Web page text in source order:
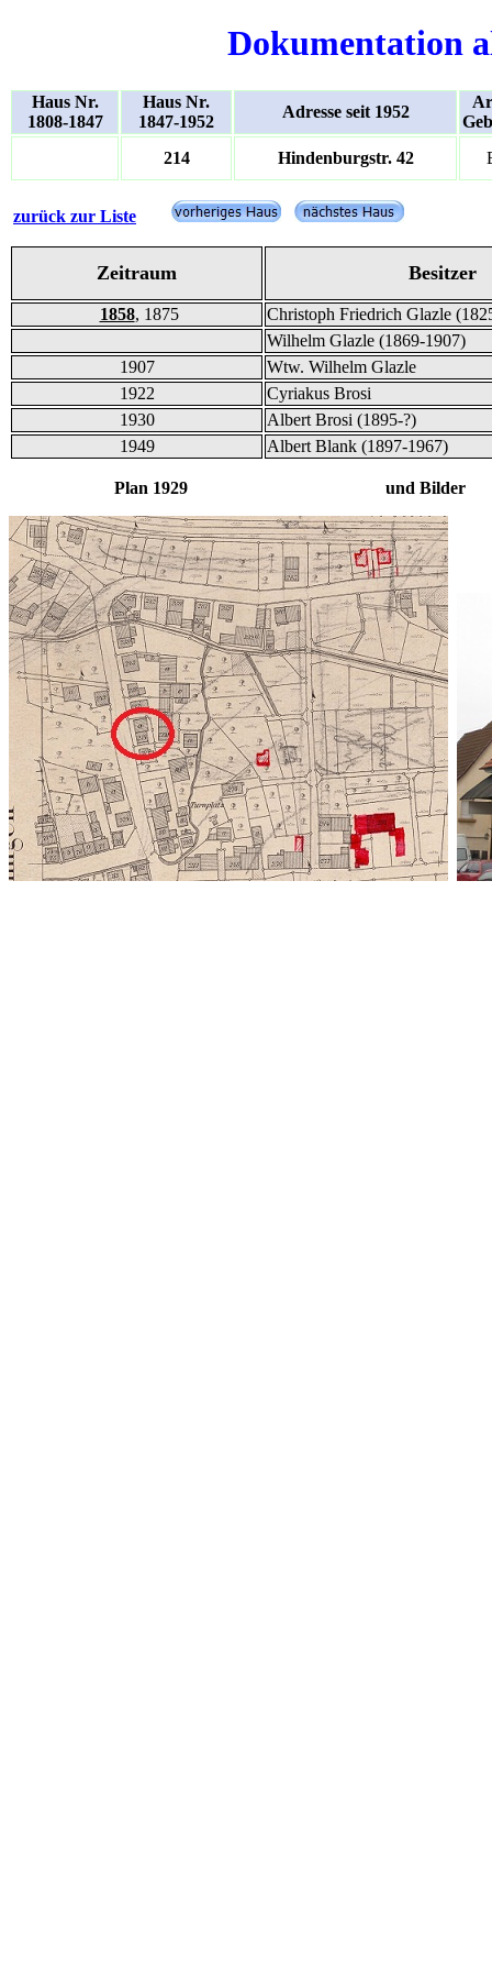
Dokumentation
Haus Nr.
1808-1847
Haus Nr.
1847-1952
Adresse seit 1952
214
Hindenburgstr. 42
zurück zur Liste
Zeitraum Besitzer
1858, 1875
Christoph Friedrich Glazle
Wilhelm Glazle (1869-1907)
1907
Wtw. Wilhelm Glazle
1922
Cyriakus Brosi
1930
Albert Brosi (1895-?)
1949
Albert Blank (1897-1967)
Plan 1929 und Bilder